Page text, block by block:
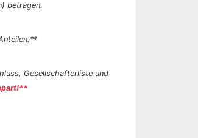
betragen.
Gesellschafterliste und